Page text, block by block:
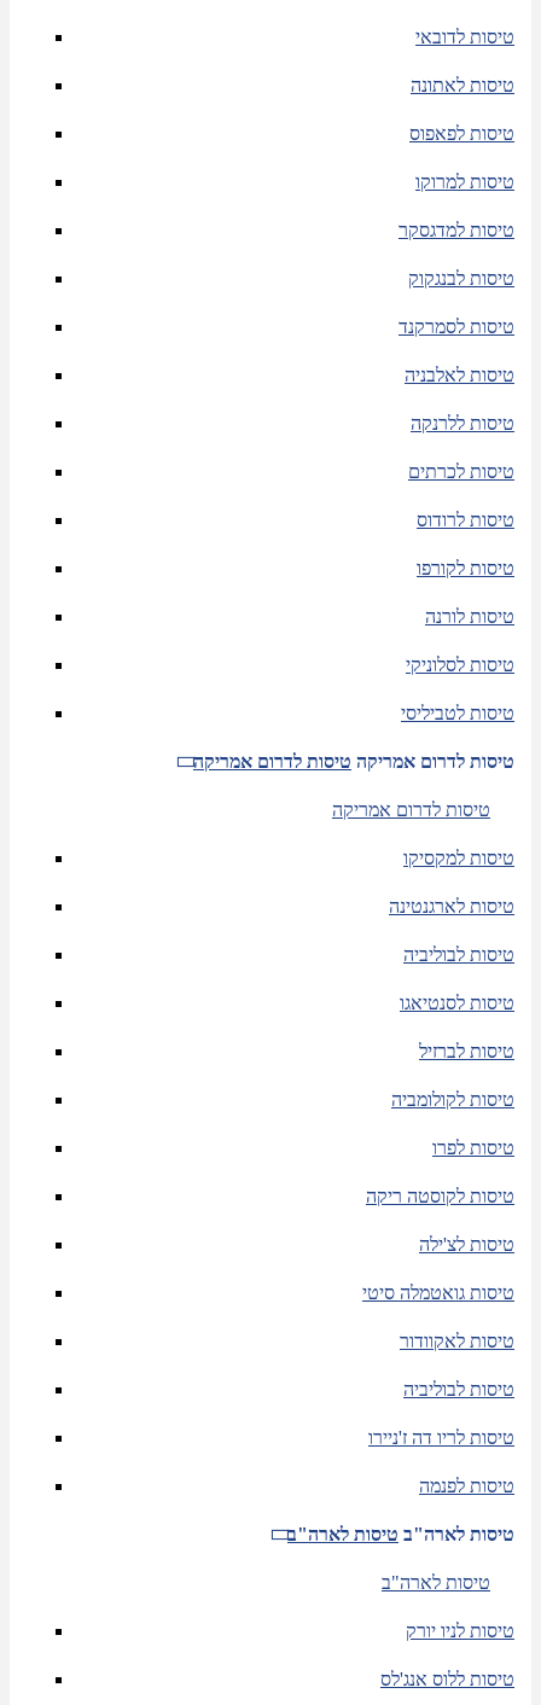
טיסות לדובאי
טיסות לאתונה
טיסות לפאפוס
טיסות למרוקו
טיסות למדגסקר
טיסות לבנגקוק
טיסות לסמרקנד
טיסות לאלבניה
טיסות ללרנקה
טיסות לכרתים
טיסות לרודוס
טיסות לקורפו
טיסות לורנה
טיסות לסלוניקי
טיסות לטביליסי
טיסות לדרום אמריקה טיסות לדרום אמריקה
טיסות לדרום אמריקה
טיסות למקסיקו
טיסות לארגנטינה
טיסות לבוליביה
טיסות לסנטיאגו
טיסות לברזיל
טיסות לקולומביה
טיסות לפרו
טיסות לקוסטה ריקה
טיסות לצ'ילה
טיסות גואטמלה סיטי
טיסות לאקוודור
טיסות לבוליביה
טיסות לריו דה ז'ניירו
טיסות לפנמה
טיסות לארה"ב טיסות לארה"ב
טיסות לארה"ב
טיסות לניו יורק
טיסות ללוס אנג'לס